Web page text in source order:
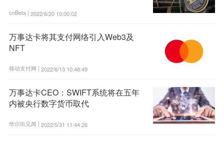
cnBeta | 2022/6/20 10:00:02
万事达卡将其支付网络引入Web3及
NFT
移动支付网 | 2022/6/13 10:48:49
万事达卡CEO：SWIFT系统将在五年
内被央行数字货币取代
华尔街见闻 | 2022/5/31 11:44:26